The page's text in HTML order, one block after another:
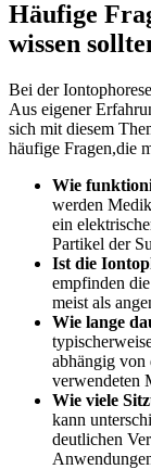
Häufige
wissen
Bei der
Aus eigener
sich⁣ mit diesem
häufige Fragen,die
Wie
werden
ein
Partikel der
Ist die
empfinden
meist als
Wie ⁢lange
abhängig von
verwendeten
Wie viele
kann
deutlichen